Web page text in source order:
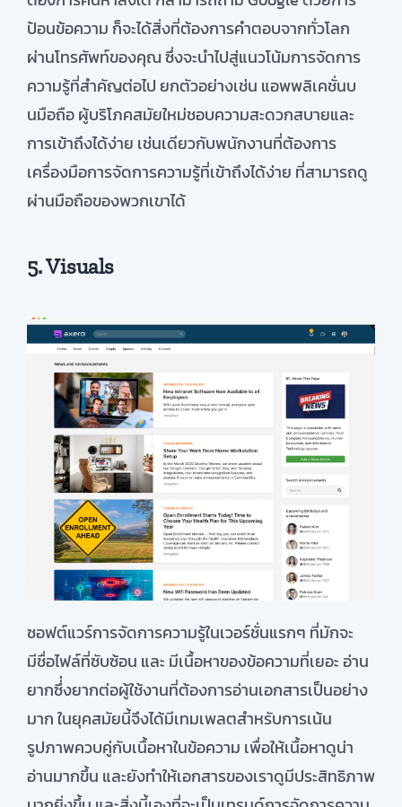
ป้อนข้อความก็จะได้สิ่งที่ต้องการคำตอบจากทั่วโลก
ผ่านโทรศัพท์ของคุณซึ่งจะนไปสู่แนวโน้มการจัดการ
ความรู้ที่สำคัญต่อไปยกตัวอย่างเช่น แอพพลิเคชั่นบ
นมือถือผู้บริโภคสมัยใหม่ชอบความสะดวกสบายและ
การเข้าถึงได้ง่าย เช่นเดียวกับพนักงานที่ต้องการ
เครื่องมือการจัดการความรู้ที่เข้าถึงได้ง่าย ที่สามารถดู
ผ่านมือถือของพวกเขาได้
5. Visuals
ซอฟต์แวร์การจัดการความรู้ในเวอร์ชั่นแรกๆ ที่มักจะ
มีชื่อไฟล์ที่ซับซ้อน และ มีเนื้อหาของข้อความที่เยอะ อ่าน
ยากซึ่่งยากต่อผู้ใช้งานที่ต้องการอ่านเอกสารเป็นอย่าง
มากในยุคสมัยนี้จึงได้มีเทมเพลตสำหรับการเน้น
รูปภาพควบคู่กับเนื้อหาในข้อความ เพื่อให้เนื้อหาดูน่า
อ่านมากขึ้น และยังทำให้เอกสารของเราดูมีประสิทธิภาพ